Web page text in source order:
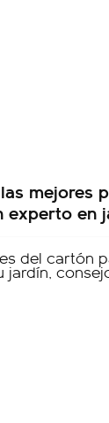
mejores
experto en